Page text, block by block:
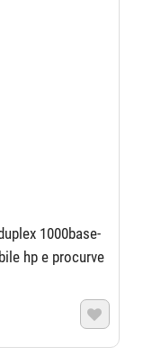
1000base-
hp e procurve
